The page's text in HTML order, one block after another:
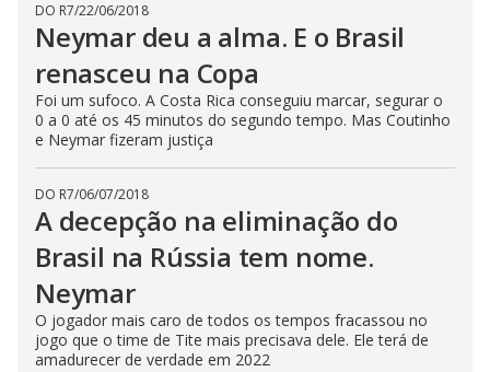
DO R7/22/06/2018
Neymar deu a alma. E o Brasil
renasceu na Copa
Foi um sufoco. A Costa Rica conseguiu marcar, segurar o
0 a 0 até os 45 minutos do segundo tempo. Mas Coutinho
e Neymar fizeram justiça
DO R7/06/07/2018
A decepção na eliminação do
Brasil na Rússia tem nome.
Neymar
O jogador mais caro de todos os tempos fracassou no
jogo que o time de Tite mais precisava dele. Ele terá de
amadurecer de verdade em 2022